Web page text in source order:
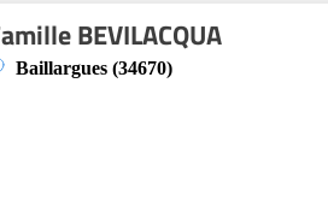
BEVILACQUA
Baillargues (34670)